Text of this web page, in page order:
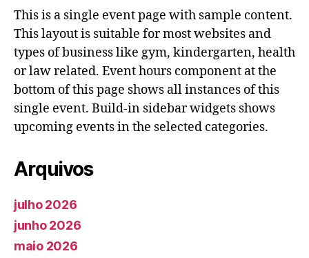
This is a single event page with sample content.
This layout is suitable for most websites and
types of business like gym, kindergarten, health
or law related. Event hours component at the
bottom of this page shows all instances of this
single event. Build-in sidebar widgets shows
upcoming events in the selected categories.
Arquivos
julho 2026
junho 2026
maio 2026